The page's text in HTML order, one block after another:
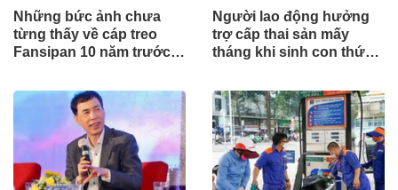
Những bức ảnh chưa
từng thấy về cáp treo
Fansipan 10 năm trước:
nhà Đông Dương
Người lao động hưởng
trợ cấp thai sản mấy
tháng khi sinh con thứ